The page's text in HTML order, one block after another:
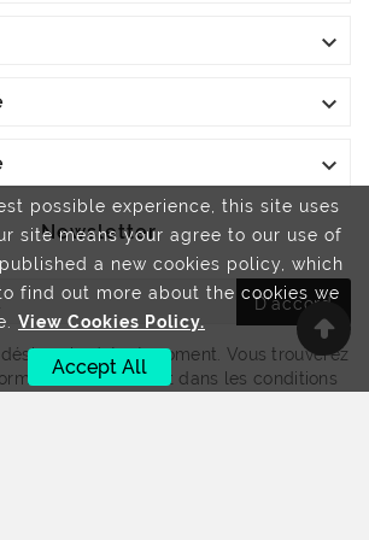
possible experience, this site uses
site means your agree to our use of
a new cookies policy, which
find out more about the cookies we
View Cookies Policy.
Accept All
et
des
couleurs.



Newsletter
D'accord
à tout moment. Vous trouverez
de contact dans les conditions